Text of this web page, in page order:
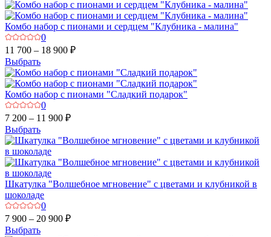
Комбо набор с пионами и сердцем "Клубника - малина"
0
11 700 – 18 900 ₽
Выбрать
Комбо набор с пионами "Сладкий подарок"
0
7 200 – 11 900 ₽
Выбрать
Шкатулка "Волшебное мгновение" с цветами и клубникой в
шоколаде
0
7 900 – 20 900 ₽
Выбрать